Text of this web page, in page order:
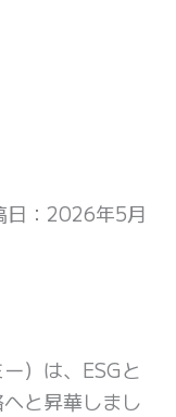
： 2026年5月
）は、ESGと
と昇華しまし